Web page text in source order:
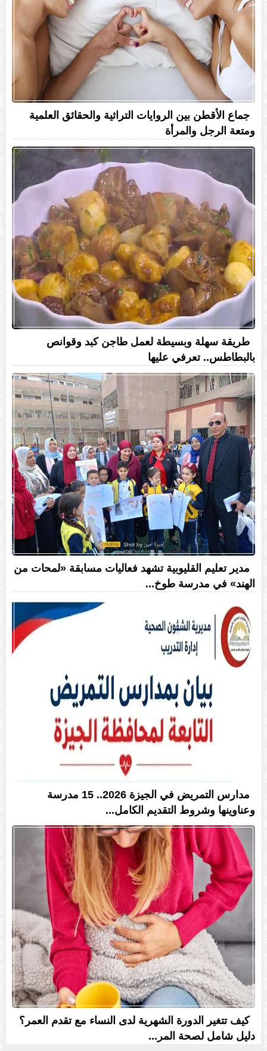
جماع الأقطن بين الروايات التراثية والحقائق العلمية
ومتعة الرجل والمرأة
طريقة سهلة وبسيطة لعمل طاجن كبد وقوانص
بالبطاطس.. تعرفي عليها
مدير تعليم القليوبية تشهد فعاليات مسابقة «لمحات من
الهند» في مدرسة طوخ...
مدارس التمريض في الجيزة 2026.. 15 مدرسة
وعناوينها وشروط التقديم الكامل...
كيف تتغير الدورة الشهرية لدى النساء مع تقدم العمر؟
دليل شامل لصحة المر...